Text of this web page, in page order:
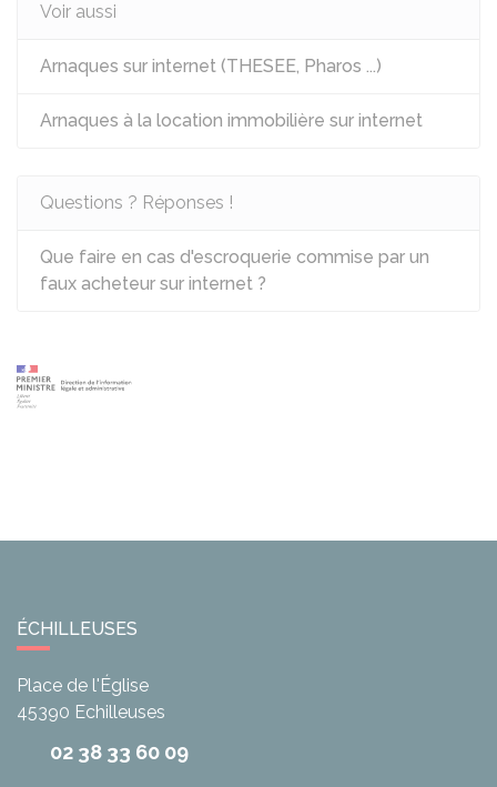
Voir aussi
Arnaques sur internet (THESEE, Pharos ...)
Arnaques à la location immobilière sur internet
Questions ? Réponses !
Que faire en cas d'escroquerie commise par un
faux acheteur sur internet ?
ÉCHILLEUSES
Place de l'Église
45390 Echilleuses
02 38 33 60 09